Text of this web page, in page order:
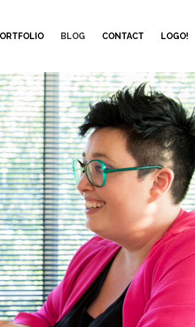
BLOG CONTACT LOGO!